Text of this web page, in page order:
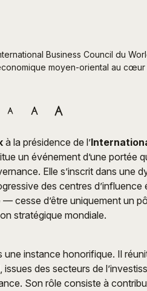
Business Council du
moyen-oriental au
à la présidence de l’
un événement d’une portée
Elle s’inscrit dans une
des centres d’influence
cesse d’être uniquement un
stratégique mondiale.
une instance honorifique. Il
des secteurs de
Son rôle consiste à